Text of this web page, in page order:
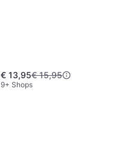
€ 13,95€ 15,95
9+ Shops